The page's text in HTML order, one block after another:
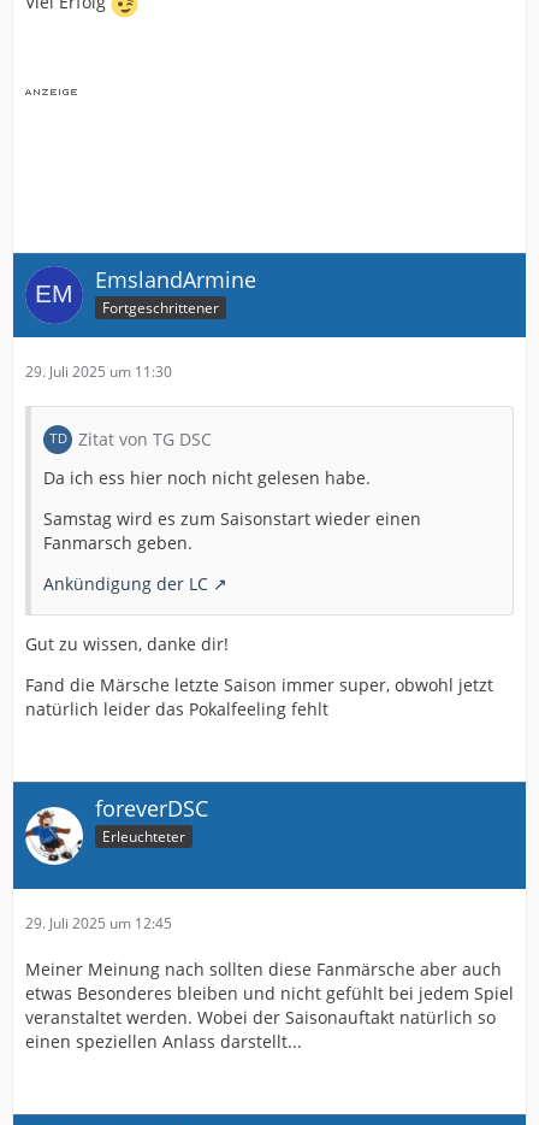
EmslandArmine
Fortgeschrittener
29. Juli 2025 um 11:30
Zitat von TG DSC
Da ich ess hier noch nicht gelesen habe.
Samstag wird es zum Saisonstart wieder einen
Fanmarsch geben.
Ankündigung der LC
Gut zu wissen, danke dir!
Fand die Märsche letzte Saison immer super, obwohl jetzt
natürlich leider das Pokalfeeling fehlt
foreverDSC
Erleuchteter
29. Juli 2025 um 12:45
Meiner Meinung nach sollten diese Fanmärsche aber auch
etwas Besonderes bleiben und nicht gefühlt bei jedem Spiel
veranstaltet werden. Wobei der Saisonauftakt natürlich so
einen speziellen Anlass darstellt...